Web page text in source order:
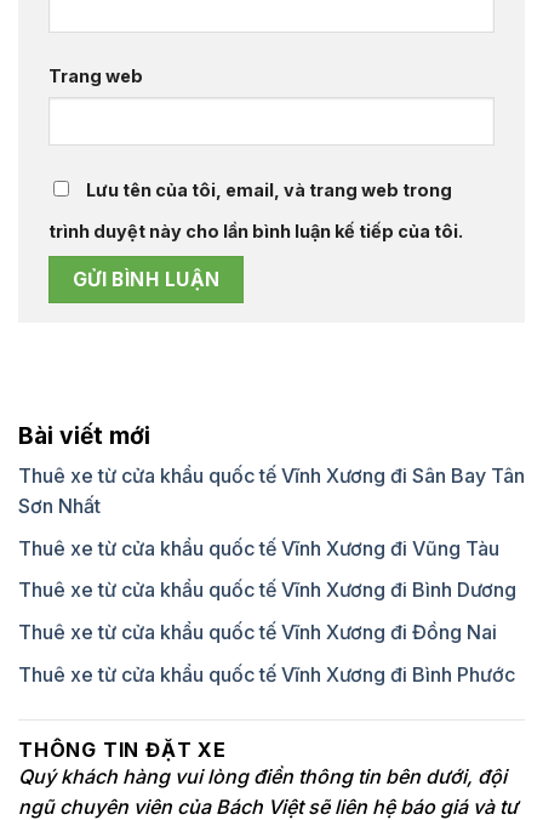
Trang web
Lưu tên của tôi, email, và trang web trong
trình duyệt này cho lần bình luận kế tiếp của tôi.
Bài viết mới
Thuê xe từ cửa khẩu quốc tế Vĩnh Xương đi Sân Bay Tân
Sơn Nhất
Thuê xe từ cửa khẩu quốc tế Vĩnh Xương đi Vũng Tàu
Thuê xe từ cửa khẩu quốc tế Vĩnh Xương đi Bình Dương
Thuê xe từ cửa khẩu quốc tế Vĩnh Xương đi Đồng Nai
Thuê xe từ cửa khẩu quốc tế Vĩnh Xương đi Bình Phước
THÔNG TIN ĐẶT XE
Quý khách hàng vui lòng điền thông tin bên dưới, đội
ngũ chuyên viên của Bách Việt sẽ liên hệ báo giá và tư